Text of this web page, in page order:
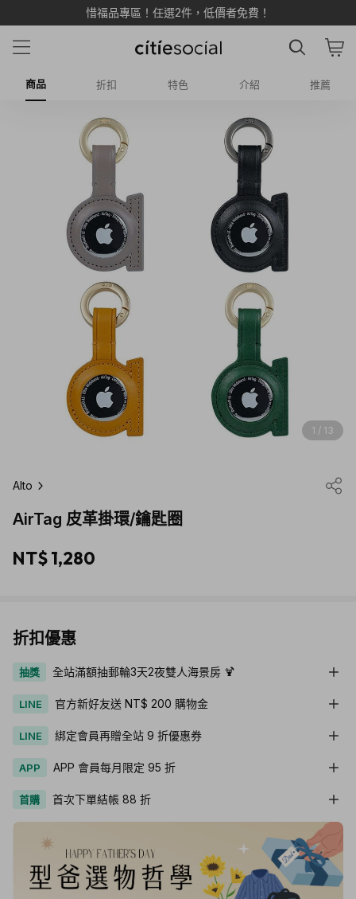
惜福品專區！任選2件，低價者免費！
商品 折扣 特色 介紹 推薦
1 / 13
Alto
AirTag 皮革掛環/鑰匙圈
NT$ 1,280
折扣優惠
抽獎 全站滿額抽郵輪3天2夜雙人海景房 🍹
LINE 官方新好友送 NT$ 200 購物金
LINE 綁定會員再贈全站 9 折優惠券
APP APP 會員每月限定 95 折
首購 首次下單結帳 88 折